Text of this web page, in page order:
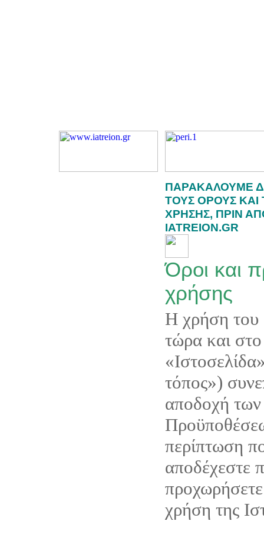
ΠΑΡΑΚΑΛΟΥΜΕ
ΤΟΥΣ ΟΡΟΥΣ ΚΑΙ
ΧΡΗΣΗΣ, ΠΡΙΝ
IATREION.GR
Όροι και
χρήσης
Η χρήση
τώρα και
τόπος»)
αποδοχή
περίπτωση
αποδέχεστε
χρήση της